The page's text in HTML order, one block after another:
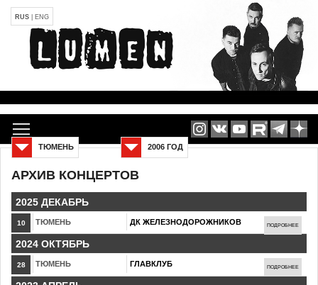
RUS ENG
АРХИВ КОНЦЕРТОВ
2006 ГОД
ТЮМЕНЬ
2025 ДЕКАБРЬ
10 ТЮМЕНЬ ДК ЖЕЛЕЗНОДОРОЖНИКОВ ПОДРОБНЕЕ
2024 ОКТЯБРЬ
28 ТЮМЕНЬ ГЛАВКЛУБ ПОДРОБНЕЕ